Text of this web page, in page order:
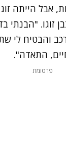
אבל הייתה
זוגו. "הבנתי
והבטיח לי
התאדה".
פרסומת